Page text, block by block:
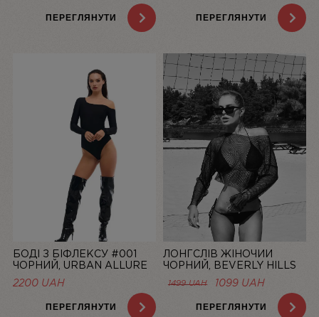
2000 UAH.
ЦІНА:
899 UAH.
ПЕРЕГЛЯНУТИ ПЕРЕГЛЯНУТИ
БОДІ З БІФЛЕКСУ #001
ЧОРНИЙ, URBAN ALLURE
— LINIYA
2200 UAH
ПЕРЕГЛЯНУТИ
ЛОНГСЛІВ ЖІНОЧИЙ
ЧОРНИЙ, BEVERLY HILLS
90210 — LINIYA
1499UAH
ОРИГІНАЛЬНА
1499 UAH.
1099 UAHПОТОЧНА
ЦІНА:
1099 UAH.
ПЕРЕГЛЯНУТИ